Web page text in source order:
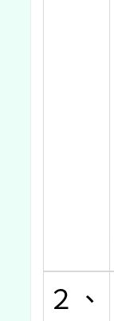
２、